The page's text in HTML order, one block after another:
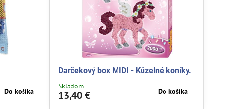
Do košíka
Darčekový box MIDI - Kúzelné koníky.
Skladom
13,40 € Do košíka